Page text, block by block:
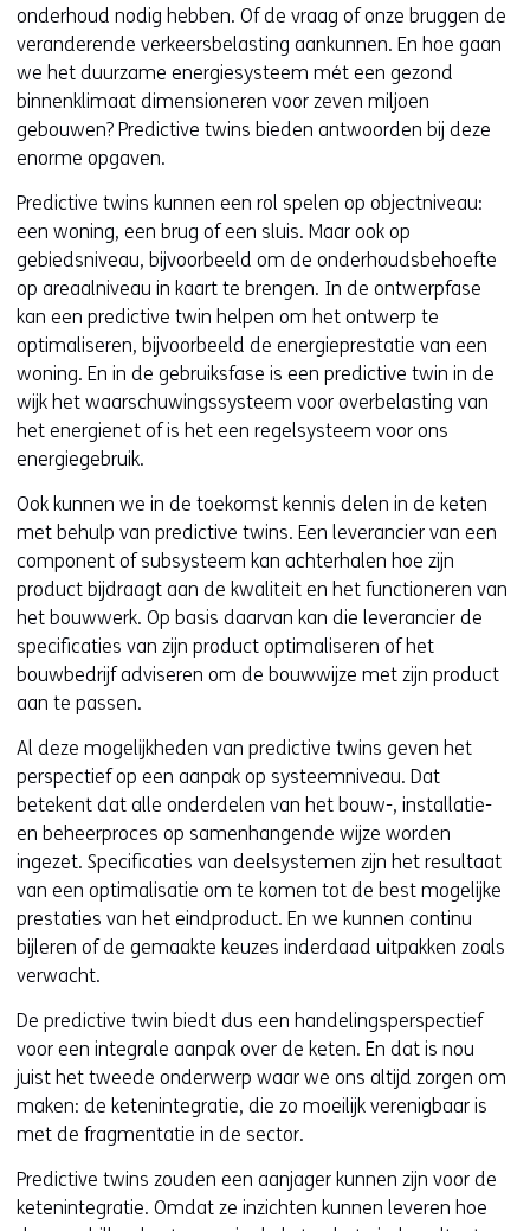
onderhoud nodig hebben. Of de vraag of onze bruggen de
veranderende verkeersbelasting aankunnen. En hoe gaan
we het duurzame energiesysteem mét een gezond
binnenklimaat dimensioneren voor zeven miljoen
gebouwen? Predictive twins bieden antwoorden bij deze
enorme opgaven.
Predictive twins kunnen een rol spelen op objectniveau:
een woning, een brug of een sluis. Maar ook op
gebiedsniveau, bijvoorbeeld om de onderhoudsbehoefte
op areaalniveau in kaart te brengen. In de ontwerpfase
kan een predictive twin helpen om het ontwerp te
optimaliseren, bijvoorbeeld de energieprestatie van een
woning. En in de gebruiksfase is een predictive twin in de
wijk het waarschuwingssysteem voor overbelasting van
het energienet of is het een regelsysteem voor ons
energiegebruik.
Ook kunnen we in de toekomst kennis delen in de keten
met behulp van predictive twins. Een leverancier van een
component of subsysteem kan achterhalen hoe zijn
product bijdraagt aan de kwaliteit en het functioneren van
het bouwwerk. Op basis daarvan kan die leverancier de
specificaties van zijn product optimaliseren of het
bouwbedrijf adviseren om de bouwwijze met zijn product
aan te passen.
Al deze mogelijkheden van predictive twins geven het
perspectief op een aanpak op systeemniveau. Dat
betekent dat alle onderdelen van het bouw-, installatie-
en beheerproces op samenhangende wijze worden
ingezet. Specificaties van deelsystemen zijn het resultaat
van een optimalisatie om te komen tot de best mogelijke
prestaties van het eindproduct. En we kunnen continu
bijleren of de gemaakte keuzes inderdaad uitpakken zoals
verwacht.
De predictive twin biedt dus een handelingsperspectief
voor een integrale aanpak over de keten. En dat is nou
juist het tweede onderwerp waar we ons altijd zorgen om
maken: de ketenintegratie, die zo moeilijk verenigbaar is
met de fragmentatie in de sector.
Predictive twins zouden een aanjager kunnen zijn voor de
ketenintegratie. Omdat ze inzichten kunnen leveren hoe